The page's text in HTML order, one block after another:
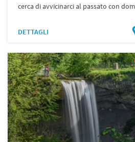
cerca di avvicinarci al passato con
DETTAGLI